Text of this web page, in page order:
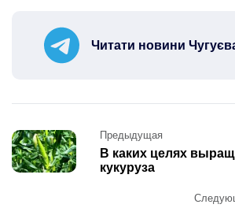
Читати новини
Post
navigation
Предыдущая
В каких целях
кукуруза